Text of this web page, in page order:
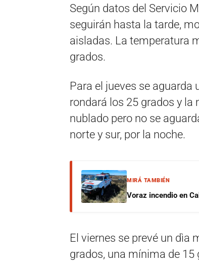
Según datos del Servicio
seguirán hasta la tarde,
aisladas. La temperatura
grados.
Para el jueves se
rondará los 25 grados y
nublado pero no se
norte y sur, por la noche.
MIRÁ TAMBIÉN
Voraz incendio en
El viernes se prevé un dìa
grados, una mínima de 15